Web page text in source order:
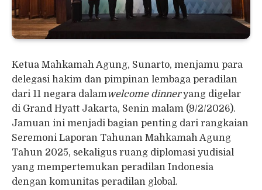
Ketua Mahkamah Agung, Sunarto, menjamu para
delegasi hakim dan pimpinan lembaga peradilan
dari 11 negara dalamwelcome dinneryang digelar
di Grand Hyatt Jakarta, Senin malam (9/2/2026).
Jamuan ini menjadi bagian penting dari rangkaian
Seremoni Laporan Tahunan Mahkamah Agung
Tahun 2025, sekaligus ruang diplomasi yudisial
yang mempertemukan peradilan Indonesia
dengan komunitas peradilan global.